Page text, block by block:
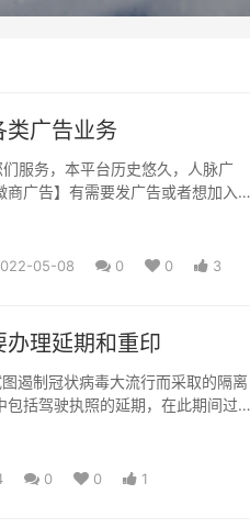
广告业务
服务，本平台历史悠久，人脉广
广告】有需要发广告或者想加入群
05-08 0 0 3
理延期和重印
遏制冠状病毒大流行而采取的隔离
括驾驶执照的延期，在此期间过期
0 0 1